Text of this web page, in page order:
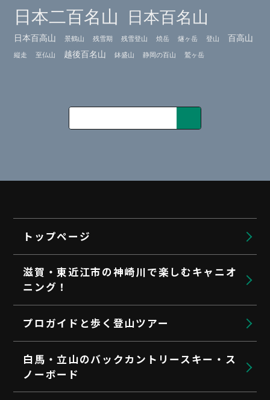
日本二百名山 日本百名山
日本百高山 景鶴山 残雪期 残雪登山 焼岳 燧ヶ岳 登山 百高山
縦走 至仏山 越後百名山 鉢盛山 静岡の百山 鷲ヶ岳
トップページ
滋賀・東近江市の神崎川で楽しむキャニオ
ニング！
プロガイドと歩く登山ツアー
白馬・立山のバックカントリースキー・ス
ノーボード